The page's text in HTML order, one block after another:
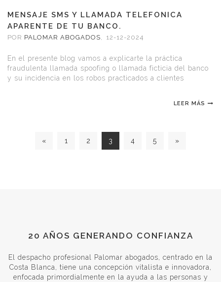
MENSAJE SMS Y LLAMADA TELEFONICA
APARENTE DE TU BANCO.
POR PALOMAR ABOGADOS, 12-12-2024
En el presente blog vamos a explicarte la práctica
fraudulenta llamada spoofing o llamada ficticia del banco
y su incidencia en los robos practicados a clientes
LEER MÁS
« 1 2 3 4 5 »
20 AÑOS GENERANDO CONFIANZA
El despacho profesional Palomar abogados, centrado en la
Costa Blanca, tiene una concepción vitalista e innovadora,
enfocada primordialmente en la ayuda a las personas y